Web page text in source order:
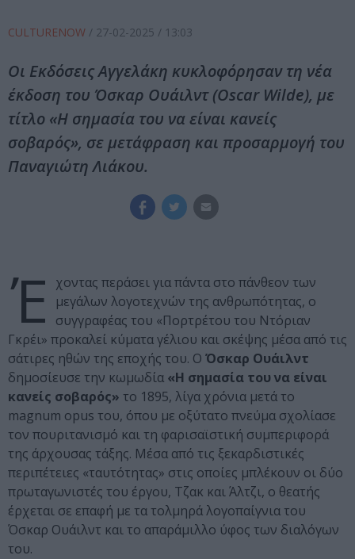
CULTURENOW / 27-02-2025 / 13:03
Οι Εκδόσεις Αγγελάκη κυκλοφόρησαν τη νέα
έκδοση του Όσκαρ Oυάιλντ (Oscar Wilde), με
τίτλο «Η σημασία του να είναι κανείς
σοβαρός», σε μετάφραση και προσαρμογή του
Παναγιώτη Λιάκου.
Έ
χοντας περάσει για πάντα στο πάνθεον των
μεγάλων λογοτεχνών της ανθρωπότητας, ο
συγγραφέας του «Πορτρέτου του Ντόριαν
Γκρέι» προκαλεί κύματα γέλιου και σκέψης μέσα από τις
σάτιρες ηθών της εποχής του. Ο Όσκαρ Ουάιλντ
δημοσίευσε την κωμωδία «Η σημασία του να είναι
κανείς σοβαρός» το 1895, λίγα χρόνια μετά το
magnum opus του, όπου με οξύτατο πνεύμα σχολίασε
τον πουριτανισμό και τη φαρισαϊστική συμπεριφορά
της άρχουσας τάξης. Μέσα από τις ξεκαρδιστικές
περιπέτειες «ταυτότητας» στις οποίες μπλέκουν οι δύο
πρωταγωνιστές του έργου, Τζακ και Άλτζι, ο θεατής
έρχεται σε επαφή με τα τολμηρά λογοπαίγνια του
Όσκαρ Ουάιλντ και το απαράμιλλο ύφος των διαλόγων
του.